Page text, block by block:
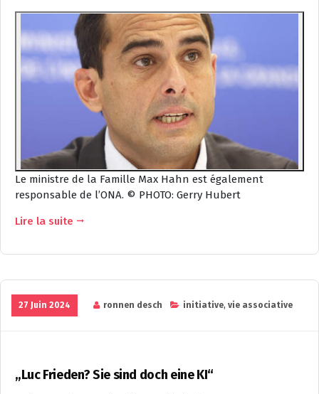
Le ministre de la Famille Max Hahn est également
responsable de l’ONA. © PHOTO: Gerry Hubert
Lire la suite
27 Juin 2024 ronnen desch initiative, vie associative
„Luc Frieden? Sie sind doch eine KI“